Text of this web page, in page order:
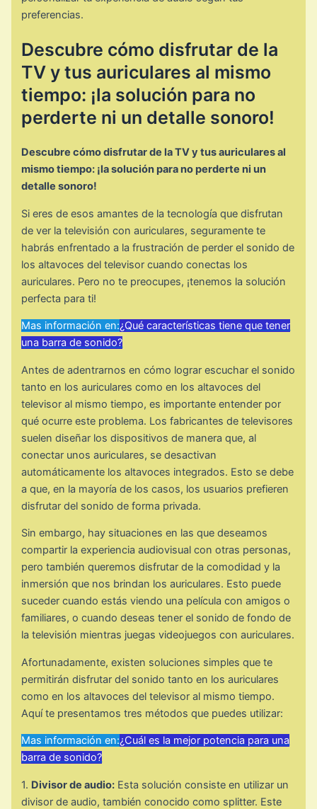
preferencias.
Descubre cómo disfrutar de la
TV y tus auriculares al mismo
tiempo: ¡la solución para no
perderte ni un detalle sonoro!
Descubre cómo disfrutar de la TV y tus auriculares al
mismo tiempo: ¡la solución para no perderte ni un
detalle sonoro!
Si eres de esos amantes de la tecnología que disfrutan
de ver la televisión con auriculares, seguramente te
habrás enfrentado a la frustración de perder el sonido de
los altavoces del televisor cuando conectas los
auriculares. Pero no te preocupes, ¡tenemos la solución
perfecta para ti!
Mas información en:¿Qué características tiene que tener
una barra de sonido?
Antes de adentrarnos en cómo lograr escuchar el sonido
tanto en los auriculares como en los altavoces del
televisor al mismo tiempo, es importante entender por
qué ocurre este problema. Los fabricantes de televisores
suelen diseñar los dispositivos de manera que, al
conectar unos auriculares, se desactivan
automáticamente los altavoces integrados. Esto se debe
a que, en la mayoría de los casos, los usuarios prefieren
disfrutar del sonido de forma privada.
Sin embargo, hay situaciones en las que deseamos
compartir la experiencia audiovisual con otras personas,
pero también queremos disfrutar de la comodidad y la
inmersión que nos brindan los auriculares. Esto puede
suceder cuando estás viendo una película con amigos o
familiares, o cuando deseas tener el sonido de fondo de
la televisión mientras juegas videojuegos con auriculares.
Afortunadamente, existen soluciones simples que te
permitirán disfrutar del sonido tanto en los auriculares
como en los altavoces del televisor al mismo tiempo.
Aquí te presentamos tres métodos que puedes utilizar:
Mas información en:¿Cuál es la mejor potencia para una
barra de sonido?
1. Divisor de audio: Esta solución consiste en utilizar un
divisor de audio, también conocido como splitter. Este